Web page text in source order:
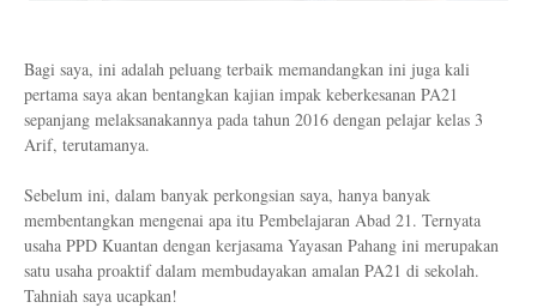
Bagi saya, ini adalah peluang terbaik memandangkan ini juga kali
pertama saya akan bentangkan kajian impak keberkesanan PA21
sepanjang melaksanakannya pada tahun 2016 dengan pelajar kelas 3
Arif, terutamanya.
Sebelum ini, dalam banyak perkongsian saya, hanya banyak
membentangkan mengenai apa itu Pembelajaran Abad 21. Ternyata
usaha PPD Kuantan dengan kerjasama Yayasan Pahang ini merupakan
satu usaha proaktif dalam membudayakan amalan PA21 di sekolah.
Tahniah saya ucapkan!